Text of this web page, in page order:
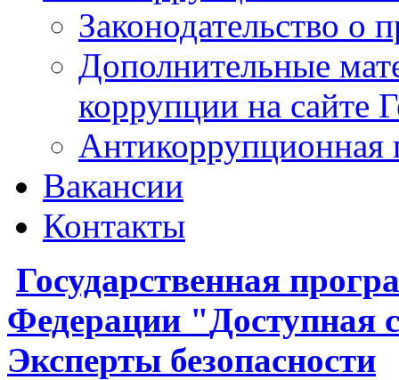
Законодательство о
Дополнительные
коррупции на сайте
Антикоррупционная
Вакансии
Контакты
Государственная
Федерации "Доступная
Эксперты безопасности